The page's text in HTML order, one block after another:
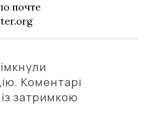
почте
Коментарі
затримкою